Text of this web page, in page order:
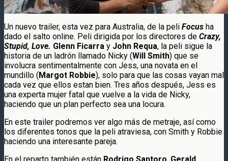
Un nuevo trailer, esta vez para Australia, de la peli Focus ha
dado el salto online. Peli dirigida por los directores de Crazy,
Stupid, Love. Glenn Ficarra y John Requa, la peli sigue la
historia de un ladrón llamado Nicky (Will Smith) que se
involucra sentimentalmente con Jess, una novata en el
mundillo (Margot Robbie), solo para que las cosas vayan mal
cada vez que ellos estan bien. Tres años después, Jess es
una experta mujer fatal que vuelve a la vida de Nicky,
haciendo que un plan perfecto sea una locura.
En este trailer podremos ver algo más de metraje, así como
los diferentes tonos que la peli atraviesa, con Smith y Robbie
haciendo una interesante pareja.